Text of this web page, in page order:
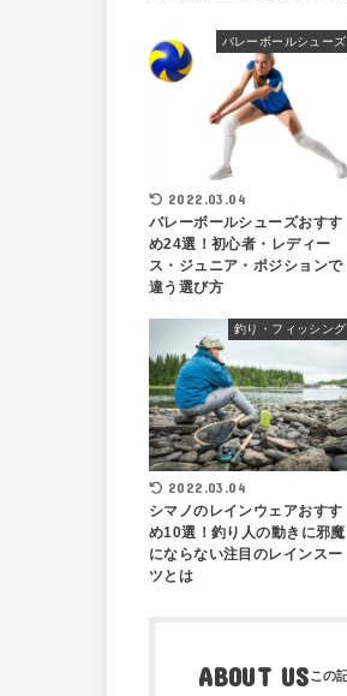
バレーボールシューズ
2022.03.04
バレーボールシューズおすす
め24選！初心者・レディー
ス・ジュニア・ポジションで
違う選び方
釣り・フィッシング
2022.03.04
シマノのレインウェアおすす
め10選！釣り人の動きに邪魔
にならない注目のレインスー
ツとは
ABOUT US